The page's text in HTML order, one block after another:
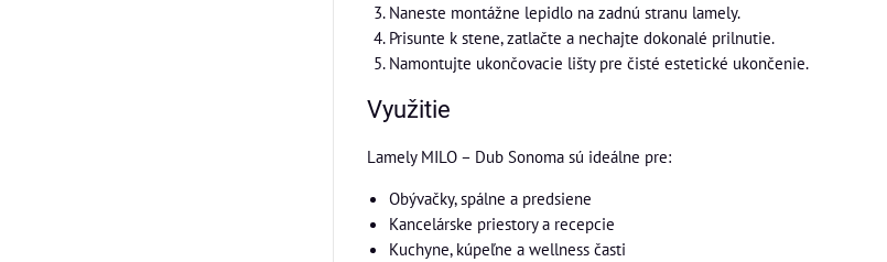
Naneste montážne lepidlo na zadnú stranu lamely.
Prisunte k stene, zatlačte a nechajte dokonalé prilnutie.
Namontujte ukončovacie lišty pre čisté estetické ukončenie.
Využitie
Lamely MILO – Dub Sonoma sú ideálne pre:
Obývačky, spálne a predsiene
Kancelárske priestory a recepcie
Kuchyne, kúpeľne a wellness časti